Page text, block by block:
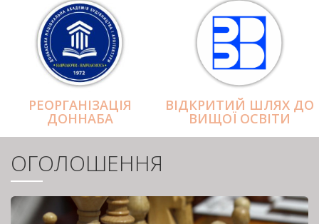
РЕОРГАНІЗАЦІЯ
ДОННАБА
ВІДКРИТИЙ ШЛЯХ ДО
ВИЩОЇ ОСВІТИ
ОГОЛОШЕННЯ